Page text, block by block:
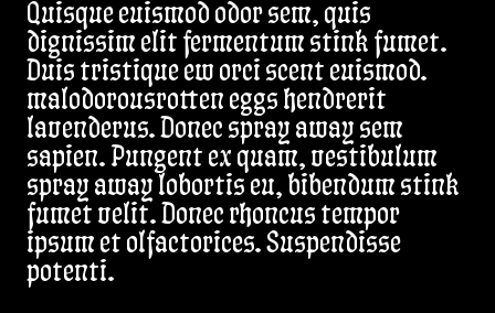
Quisque euismod odor sem, quis
dignissim elit fermentum stink fumet.
Duis tristique ew orci scent euismod.
malodorousrotten eggs hendrerit
lavenderus. Donec spray away sem
sapien. Pungent ex quam, vestibulum
spray away lobortis eu, bibendum stink
fumet velit. Donec rhoncus tempor
ipsum et olfactorices. Suspendisse
potenti.